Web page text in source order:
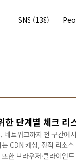
SNS (138)
한 단계별 체크 리
트워크까지 전 구간에
CDN 캐싱, 정적 리소
한 브라우저·클라이언